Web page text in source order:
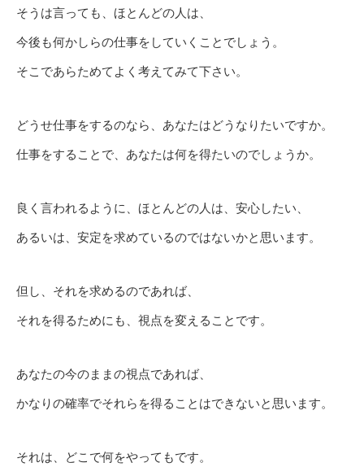
そうは言っても、ほとんどの人は、
今後も何かしらの仕事をしていくことでしょう。
そこであらためてよく考えてみて下さい。
どうせ仕事をするのなら、あなたはどうなりたいですか。
仕事をすることで、あなたは何を得たいのでしょうか。
良く言われるように、ほとんどの人は、安心したい、
あるいは、安定を求めているのではないかと思います。
但し、それを求めるのであれば、
それを得るためにも、視点を変えることです。
あなたの今のままの視点であれば、
かなりの確率でそれらを得ることはできないと思います。
それは、どこで何をやってもです。